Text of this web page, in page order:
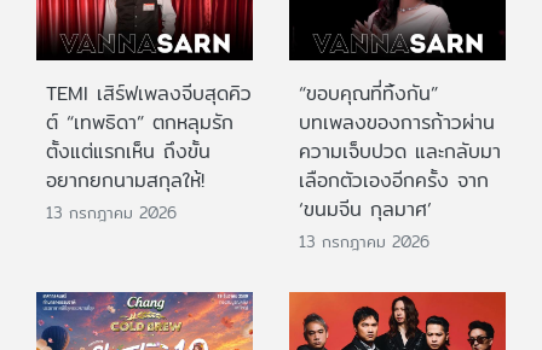
TEMI เสิร์ฟเพลงจีบสุดคิว
ต์ “เทพธิดา” ตกหลุมรัก
ตั้งแต่แรกเห็น ถึงขั้น
อยากยกนามสกุลให้!
13 กรกฎาคม 2026
“ขอบคุณที่ทิ้งกัน”
บทเพลงของการก้าวผ่าน
ความเจ็บปวด และกลับมา
เลือกตัวเองอีกครั้ง จาก
‘ขนมจีน กุลมาศ’
13 กรกฎาคม 2026